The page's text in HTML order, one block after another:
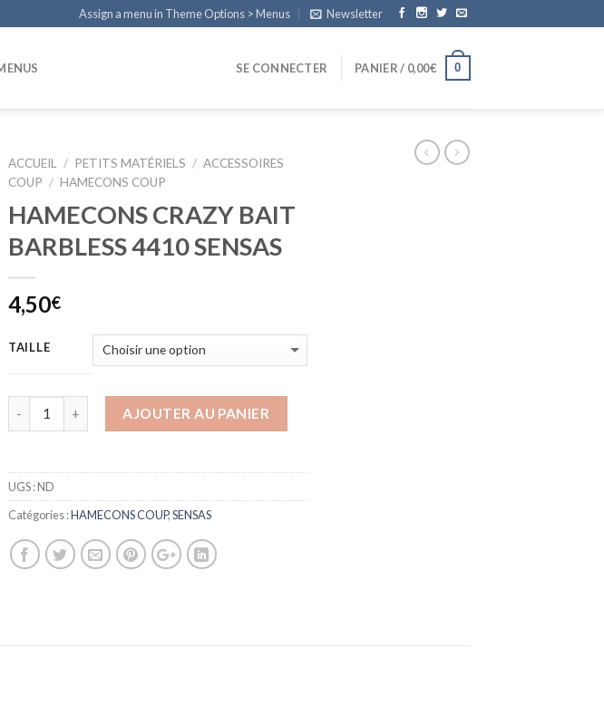
Assign a menu in Theme Options > Menus Newsletter
SE CONNECTER PANIER / 0,00€ 0
ACCUEIL / PETITS MATÉRIELS / ACCESSOIRES
COUP / HAMECONS COUP
HAMECONS CRAZY BAIT
BARBLESS 4410 SENSAS
4,50€
TAILLE
AJOUTER AU PANIER
UGS :ND
Catégories :HAMECONS COUP,SENSAS